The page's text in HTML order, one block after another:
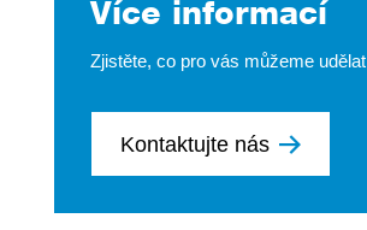
Více informací
Zjistěte, co pro vás můžeme udělat
Kontaktujte nás